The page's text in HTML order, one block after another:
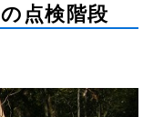
点検階段